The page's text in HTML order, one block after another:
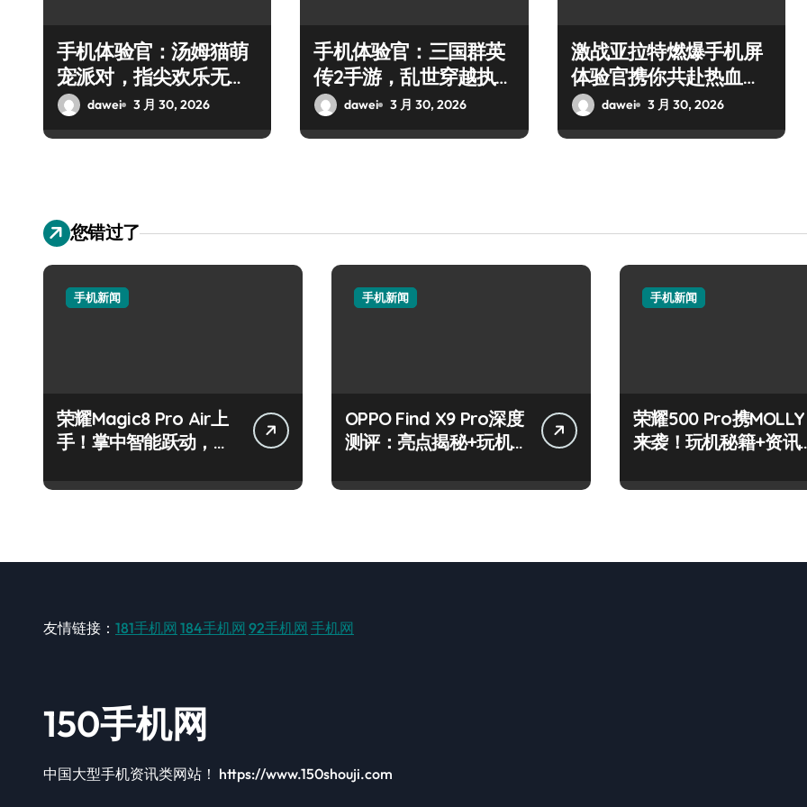
手机体验官：汤姆猫萌
宠派对，指尖欢乐无
限！dawei 3 月 30, 2026
手机体验官：三国群英
传2手游，乱世穿越执千
军
dawei 3 月 30, 2026
激战亚拉特燃爆手机屏
体验官携你共赴热血枪
战盛宴
dawei 3 月 30, 2026
您错过了
手机新闻
荣耀Magic8 Pro Air上
手！掌中智能跃动，资
手机新闻
OPPO Find X9 Pro深度
测评：亮点揭秘+玩机
手机新闻
荣耀500 Pro携MOLLY
来袭！玩机秘籍+资讯
友情链接： 181手机网 184手机网 92手机网 手机网
150手机网
中国大型手机资讯类网站！ https://www.150shouji.com